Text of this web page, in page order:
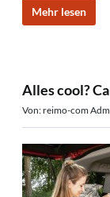
Mehr lesen
Alles cool?
Von: reimo-com